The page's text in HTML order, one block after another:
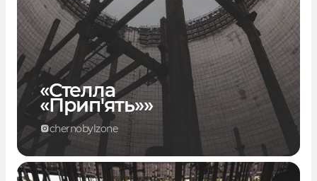
«Стелла
«Прип'ять»»
chernobylzone